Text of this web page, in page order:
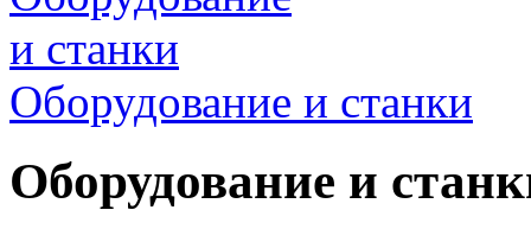
Оборудование и станки
Оборудование и